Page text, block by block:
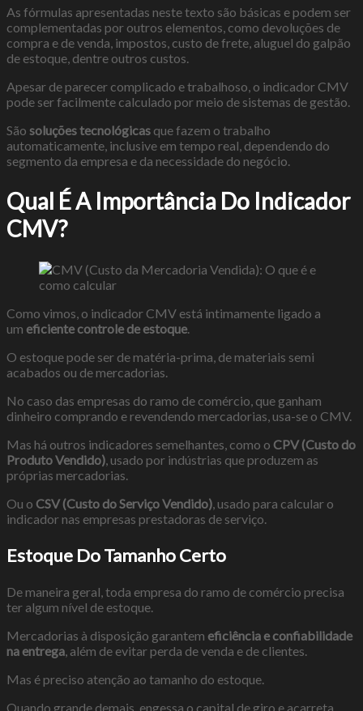
As fórmulas apresentadas neste texto são básicas e podem ser
complementadas por outros elementos, como devoluções de
compra e de venda, impostos, custo de frete, aluguel do galpão
de estoque, dentre outros custos.
Apesar de parecer complicado e trabalhoso, o indicador CMV
pode ser facilmente calculado por meio de sistemas de gestão.
São soluções tecnológicas que fazem o trabalho
automaticamente, inclusive em tempo real, dependendo do
segmento da empresa e da necessidade do negócio.
Qual É A Importância Do Indicador
CMV?
Como vimos, o indicador CMV está intimamente ligado a
um eficiente controle de estoque
O estoque pode ser de matéria-prima, de materiais semi
acabados ou de mercadorias.
No caso das empresas do ramo de comércio, que ganham
dinheiro comprando e revendendo mercadorias, usa-se o CMV.
Mas há outros indicadores semelhantes, como o CPV (Custo do
Produto Vendido) , usado por indústrias que produzem as
próprias mercadorias.
Ou o CSV (Custo do Serviço Vendido) , usado para calcular o
indicador nas empresas prestadoras de serviço.
Estoque Do Tamanho Certo
De maneira geral, toda empresa do ramo de comércio precisa
ter algum nível de estoque.
Mercadorias à disposição garantem eficiência e confiabilidade
na entrega , além de evitar perda de venda e de clientes.
Mas é preciso atenção ao tamanho do estoque.
Quando grande demais, engessa o capital de giro e acarreta